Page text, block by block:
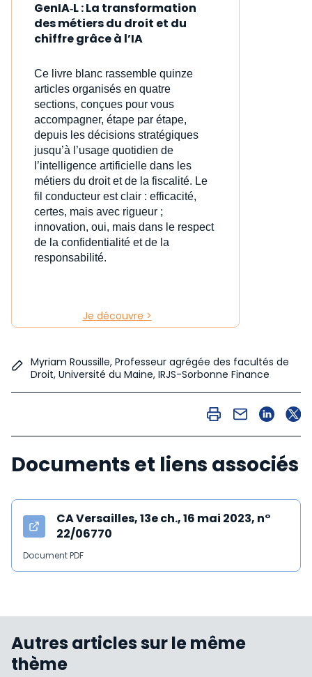
GenIA‑L : La transformation
des métiers du droit et du
chiffre grâce à l’IA
Ce livre blanc rassemble quinze
articles organisés en quatre
sections, conçues pour vous
accompagner, étape par étape,
depuis les décisions stratégiques
jusqu’à l’usage quotidien de
l’intelligence artificielle dans les
métiers du droit et de la fiscalité. Le
fil conducteur est clair : efficacité,
certes, mais avec rigueur ;
innovation, oui, mais dans le respect
de la confidentialité et de la
responsabilité.
Je découvre >
Myriam Roussille, Professeur agrégée des facultés de
Droit, Université du Maine, IRJS-Sorbonne Finance
Documents et liens associés
CA Versailles, 13e ch., 16 mai 2023, n°
22/06770
Document PDF
Autres articles sur le même
thème